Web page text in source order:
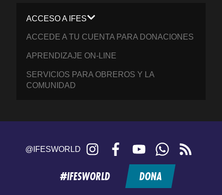
ACCESO A IFES
ACCEDE A TU CUENTA PARA DONACIONES
APRENDIZAJE ON-LINE
SERVICIOS PARA OBREROS Y LA
COMUNIDAD
@IFESWORLD Instagram FacebookYouTubeWhatsApp
feed
#IFESWORLD DONA